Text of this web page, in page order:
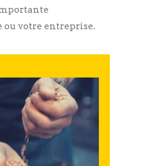
ou votre entreprise.